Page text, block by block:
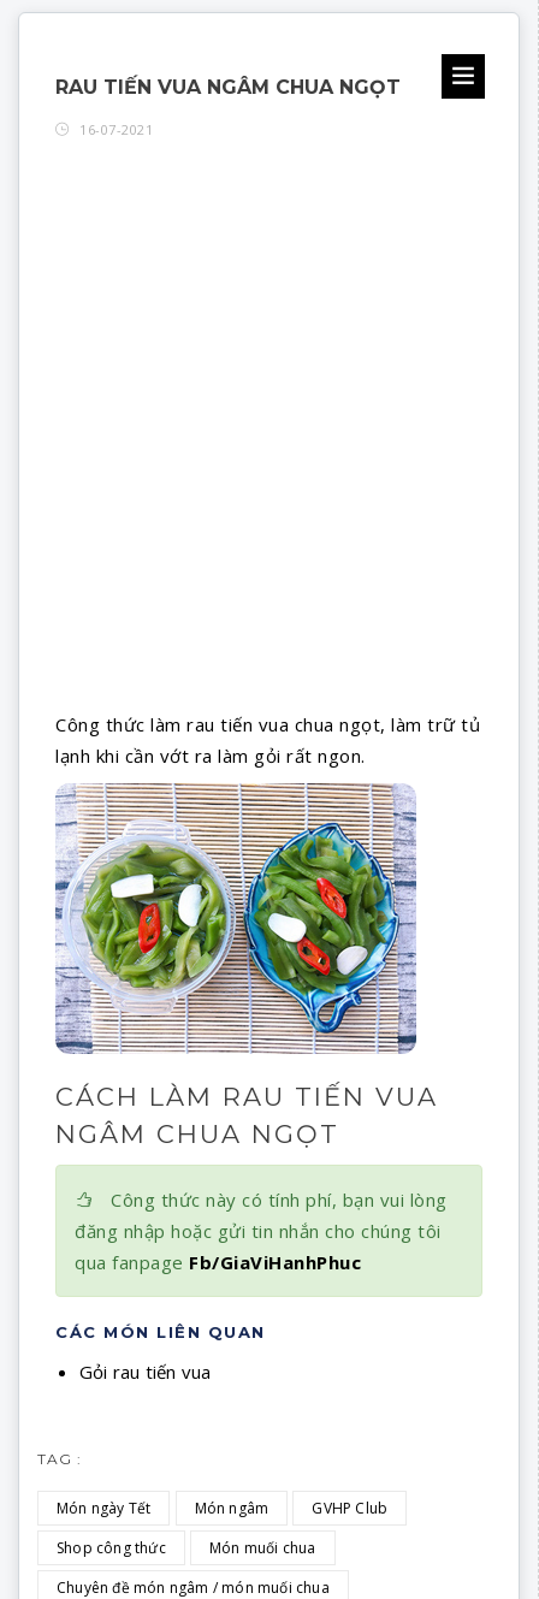
RAU TIẾN VUA NGÂM CHUA NGỌT
16-07-2021
Công thức làm rau tiến vua chua ngọt, làm trữ tủ
lạnh khi cần vớt ra làm gỏi rất ngon.
CÁCH LÀM RAU TIẾN VUA
NGÂM CHUA NGỌT
Công thức này có tính phí, bạn vui lòng
đăng nhập hoặc gửi tin nhắn cho chúng tôi
qua fanpage Fb/GiaViHanhPhuc
CÁC MÓN LIÊN QUAN
Gỏi rau tiến vua
TAG :
Món ngày Tết Món ngâm
GVHP Club
Shop công thức
Món muối chua
Chuyên đề món ngâm / món muối chua